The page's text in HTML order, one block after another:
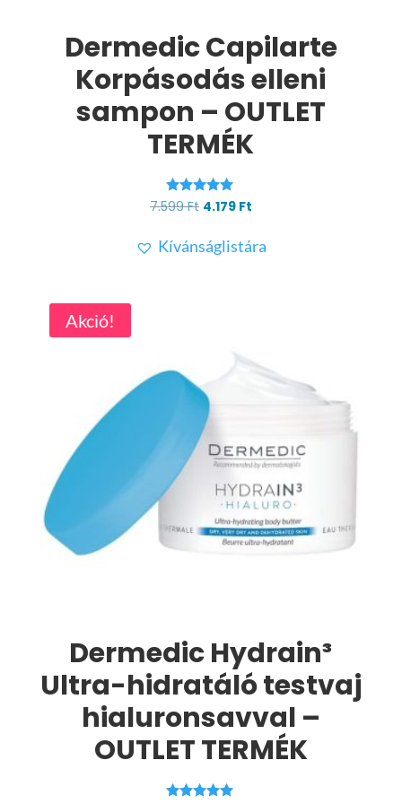
Dermedic Capilarte
Korpásodás elleni
sampon – OUTLET
TERMÉK
Értékelés:
7.599Ft Original
was:
4.179 FtCurrent
is:
Kívánságlistára
Akció!
Dermedic Hydrain³
Ultra-hidratáló testvaj
hialuronsavval –
OUTLET TERMÉK